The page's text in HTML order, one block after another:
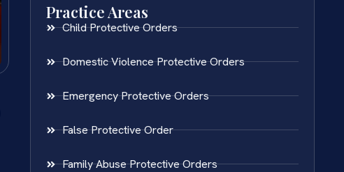
Practice Areas
Child Protective Orders
Domestic Violence Protective Orders
Emergency Protective Orders
False Protective Order
Family Abuse Protective Orders